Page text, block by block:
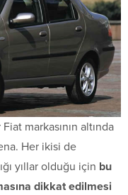
markasının altında
Her ikisi de
yıllar olduğu için bu
dikkat edilmesi